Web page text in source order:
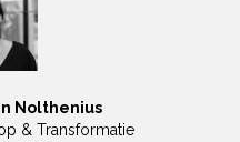
Nolthenius
& Transformatie